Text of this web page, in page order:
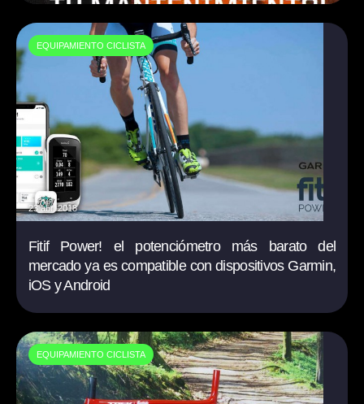
EQUIPAMIENTO CICLISTA
23 abr. 2018
Fitif Power! el potenciómetro más barato del
mercado ya es compatible con dispositivos Garmin,
iOS y Android
EQUIPAMIENTO CICLISTA